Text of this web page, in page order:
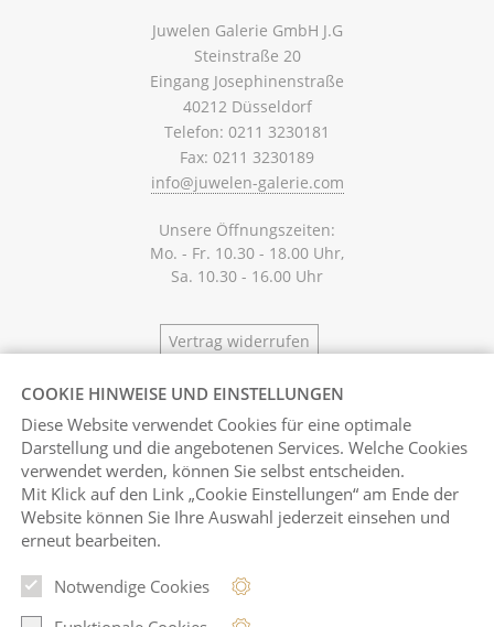
Juwelen Galerie GmbH J.G
Steinstraße 20
Eingang Josephinenstraße
40212 Düsseldorf
Telefon: 0211 3230181
Fax: 0211 3230189
info@juwelen-galerie.com
Unsere Öffnungszeiten:
Mo. - Fr. 10.30 - 18.00 Uhr,
Sa. 10.30 - 16.00 Uhr
Pinterest
Vertrag widerrufen
COOKIE HINWEISE UND EINSTELLUNGEN
Diese Website verwendet Cookies für eine optimale
Darstellung und die angebotenen Services. Welche Cookies
verwendet werden, können Sie selbst entscheiden.
Mit Klick aufden Link „Cookie Einstellungen“ am Ende der
Website können Sie Ihre Auswahl jederzeit einsehen und
erneut bearbeiten.
Notwendige Cookies